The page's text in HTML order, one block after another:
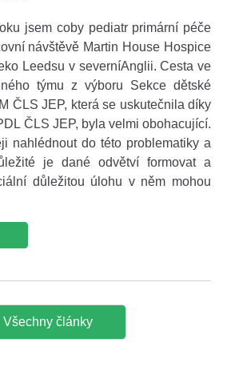
jsem coby pediatr primární péče
návštěvě Martin House Hospice
Leedsu v severníAnglii. Cesta ve
týmu z výboru Sekce dětské
ČLS JEP, která se uskutečnila díky
ČLS JEP, byla velmi obohacující.
nahlédnout do této problematiky a
je dané odvětví formovat a
důležitou úlohu v něm mohou
Všechny články